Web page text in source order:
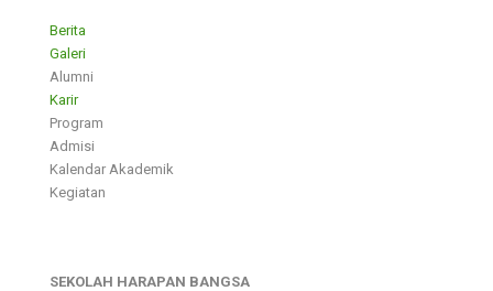
Berita
Galeri
Alumni
Karir
Program
Admisi
Kalendar Akademik
Kegiatan
SEKOLAH HARAPAN BANGSA